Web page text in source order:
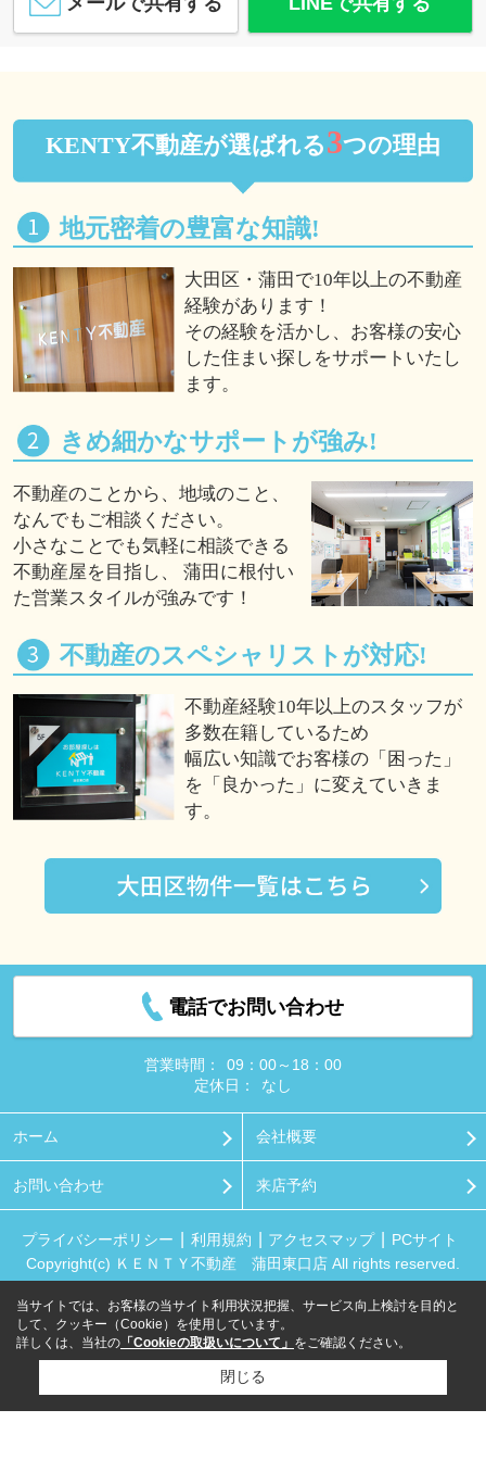
KENTY不動産が選ばれる3つの理由
地元密着の豊富な知識!
大田区・蒲田で10年以上の不動産
経験があります！
その経験を活かし、お客様の安心
した住まい探しをサポートいたし
ます。
きめ細かなサポートが強み!
不動産のことから、地域のこと、
なんでもご相談ください。
小さなことでも気軽に相談できる
不動産屋を目指し、 蒲田に根付い
た営業スタイルが強みです！
不動産のスペシャリストが対応!
不動産経験10年以上のスタッフが
多数在籍しているため
幅広い知識でお客様の「困った」
を「良かった」に変えていきま
す。
電話でお問い合わせ
営業時間：
09：00～18：00
定休日：
なし
ホーム 会社概要
お問い合わせ 来店予約
プライバシーポリシー 利用規約 アクセスマップ
PCサイト
Copyright(c) ＫＥＮＴＹ不動産 蒲田東口店 All rights reserved.
当サイトでは、お客様の当サイト利用状況把握、サービス向上検討を目的と
して、クッキー（Cookie）を使用しています。
詳しくは、当社の 「Cookieの取扱いについて」 をご確認ください。
閉じる